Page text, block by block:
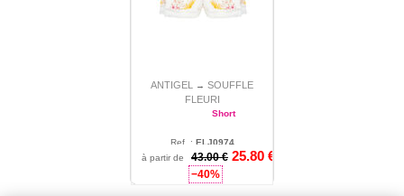
ANTIGEL → SOUFFLE
FLEURI
Short
Ref. : ELJ0974
1 - 2 - 3 - 4 - 5
à partir de 43.00 € 25.80 €
−40%